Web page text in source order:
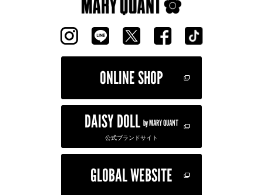
ONLINE SHOP
DAISY DOLL by MARY QUANT
公式ブランドサイト
GLOBAL WEBSITE